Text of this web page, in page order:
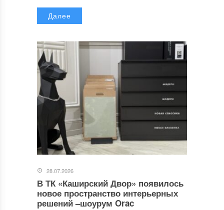
Далее
28.07.2026
В ТК «Каширский Двор» появилось
новое пространство интерьерных
решений –шоурум Orac